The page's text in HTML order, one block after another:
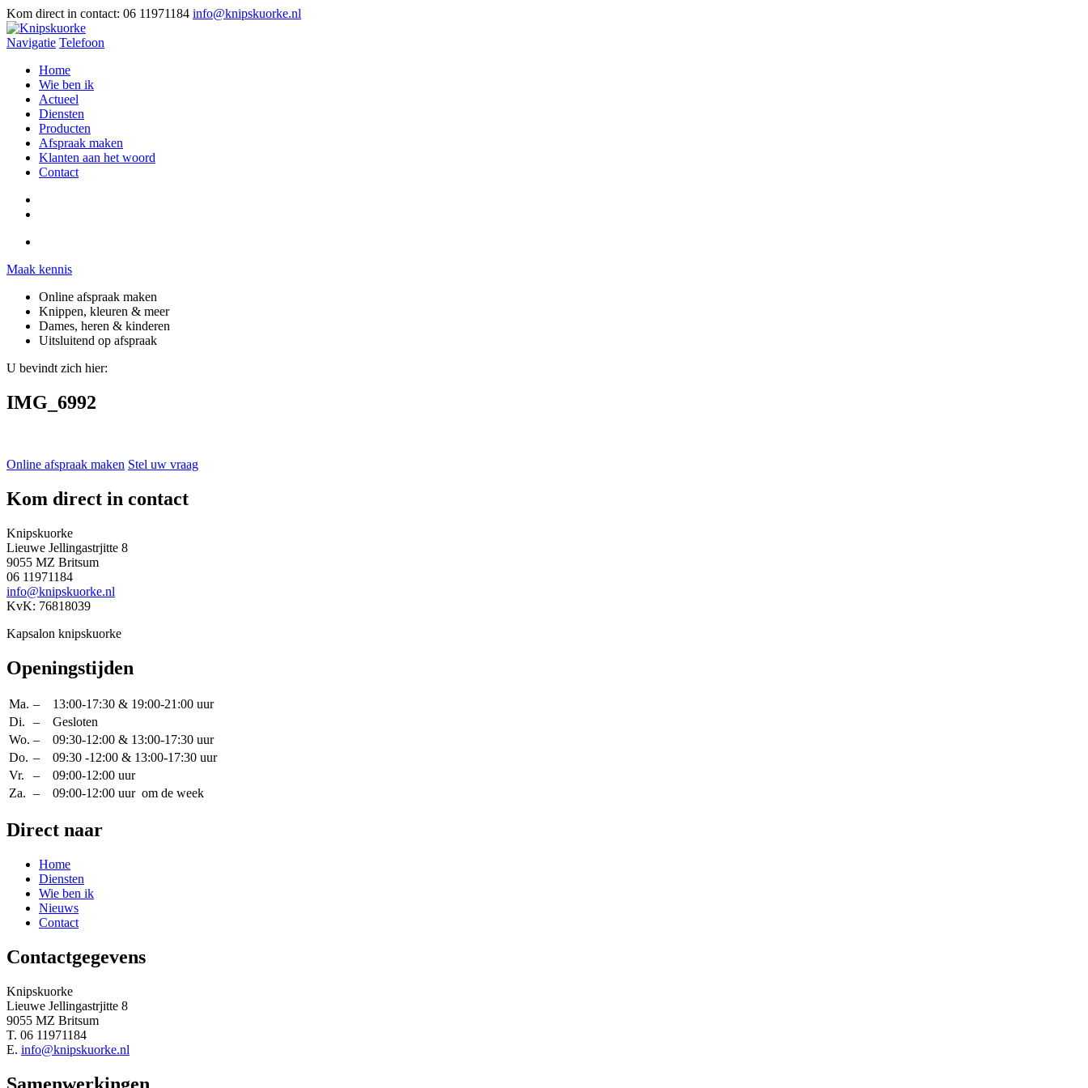
Kom direct in contact: 06 11971184 info@knipskuorke.nl
Navigatie Telefoon
Home
Wie ben ik
Actueel
Diensten
Producten
Afspraak maken
Klanten aan het woord
Contact
Maak kennis
Online afspraak maken
Knippen, kleuren & meer
Dames, heren & kinderen
Uitsluitend op afspraak
U bevindt zich hier:
IMG_6992
Online afspraak maken Stel uw vraag
Kom direct in contact
Knipskuorke
Lieuwe Jellingastrjitte 8
9055 MZ Britsum
06 11971184
info@knipskuorke.nl
KvK: 76818039
Kapsalon knipskuorke
Openingstijden
Ma. –
13:00-17:30 & 19:00-21:00 uur
Di.
–
Gesloten
Wo. –
09:30-12:00 & 13:00-17:30 uur
Do. –
09:30 -12:00 & 13:00-17:30 uur
Vr.
–
09:00-12:00 uur
Za. – 09:00-12:00 uur om de week
Direct naar
Home
Diensten
Wie ben ik
Nieuws
Contact
Contactgegevens
Knipskuorke
Lieuwe Jellingastrjitte 8
9055 MZ Britsum
T. 06 11971184
E. info@knipskuorke.nl